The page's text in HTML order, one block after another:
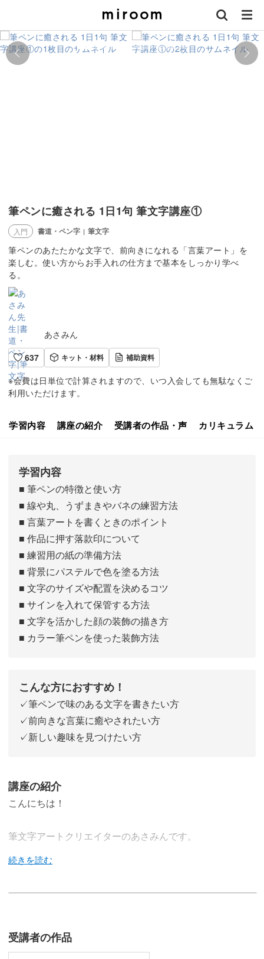
筆ペンに癒される 1日1句 筆文字講座①
入門 書道・ペン字 | 筆文字
筆ペンのあたたかな文字で、前向きになれる「言葉アート」を
楽しむ。使い方からお手入れの仕方まで基本をしっかり学べ
る。
あさみん
637
キット・材料 補助資料
※会費は日単位で計算されますので、いつ入会しても無駄なくご
利用いただけます。
学習内容 講座の紹介 受講者の作品・声 カリキュラム
学習内容
■ 筆ペンの特徴と使い方
■ 線や丸、うずまきやバネの練習方法
■ 言葉アートを書くときのポイント
■ 作品に押す落款印について
■ 練習用の紙の準備方法
■ 背景にパステルで色を塗る方法
■ 文字のサイズや配置を決めるコツ
■ サインを入れて保管する方法
■ 文字を活かした顔の装飾の描き方
■ カラー筆ペンを使った装飾方法
こんな方におすすめ！
✓筆ペンで味のある文字を書きたい方
✓前向きな言葉に癒やされたい方
✓新しい趣味を見つけたい方
講座の紹介
こんにちは！
筆文字アートクリエイターのあさみんです。
筆ペンが苦手という方でも、使い方の基本から説明します
受講者の作品